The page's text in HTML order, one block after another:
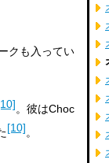
クも入ってい
。彼はChoc
[10]。